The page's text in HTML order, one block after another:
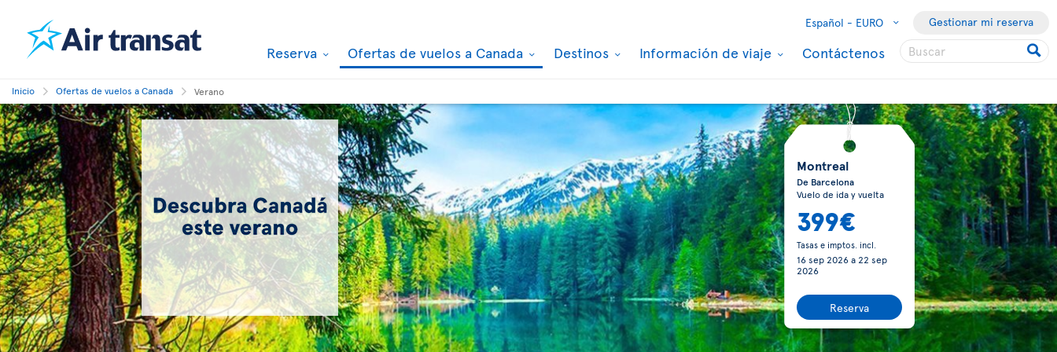
Español - EURO Gestionar mi reserva
Reserva Ofertas de vuelos a Canada Destinos Información de viaje Contáctenos
Inicio Ofertas de vuelos a Canada Verano
Montreal
De Barcelona
Vuelo de ida y vuelta
399€
Tasas e imptos. incl.
16 sep 2026a 22 sep
2026
Reserva